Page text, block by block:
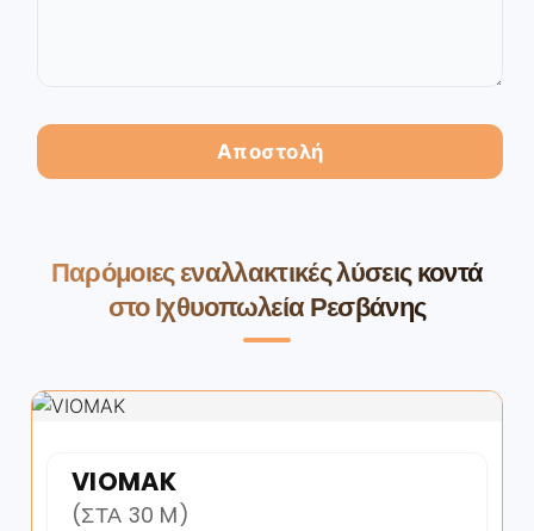
Παρόμοιες εναλλακτικές λύσεις κοντά
στο Ιχθυοπωλεία Ρεσβάνης
VIOMAK
(ΣΤΑ 30 M)